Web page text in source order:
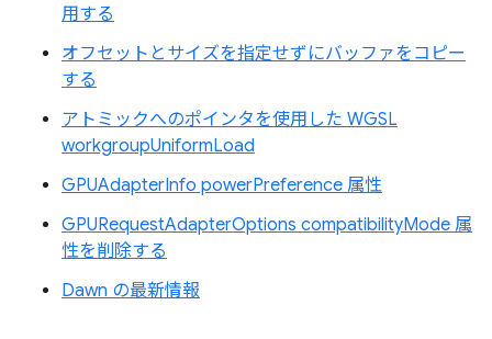
用する
オフセットとサイズを指定せずにバッファをコピー
する
アトミックへのポインタを使用した WGSL
workgroupUniformLoad
GPUAdapterInfo powerPreference 属性
GPURequestAdapterOptions compatibilityMode 属
性を削除する
Dawn の最新情報